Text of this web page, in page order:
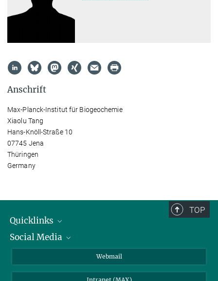
Anschrift
Max-Planck-Institut für Biogeochemie
Xiaolu Tang
Hans-Knöll-Straße 10
07745 Jena
Thüringen
Germany
TOP
Quicklinks
IMPRS Graduiertenschule
Social Media
Webmail